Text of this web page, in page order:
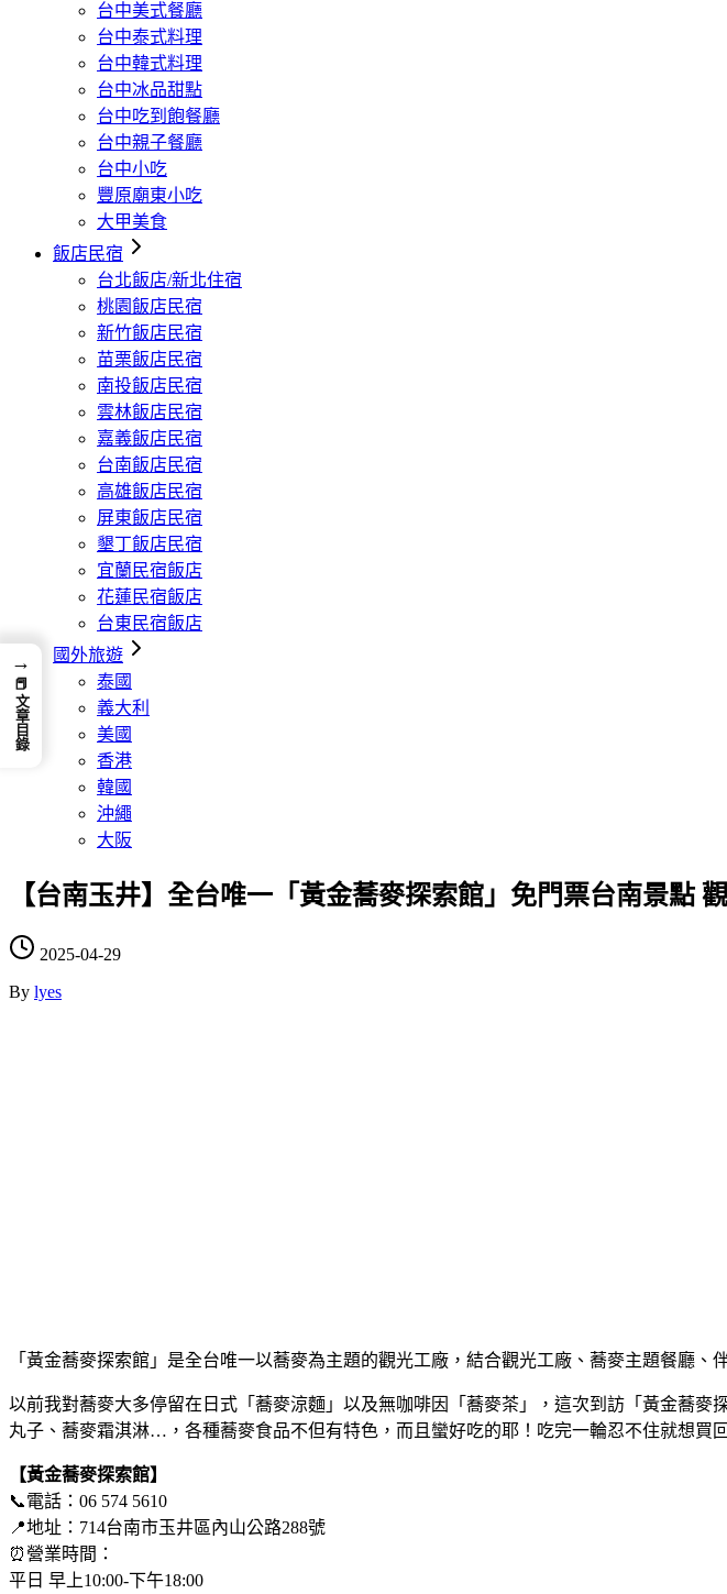
台中美式餐廳
台中泰式料理
台中韓式料理
台中冰品甜點
台中吃到飽餐廳
台中親子餐廳
台中小吃
豐原廟東小吃
大甲美食
飯店民宿
台北飯店/新北住宿
桃園飯店民宿
新竹飯店民宿
苗栗飯店民宿
南投飯店民宿
雲林飯店民宿
嘉義飯店民宿
台南飯店民宿
高雄飯店民宿
屏東飯店民宿
墾丁飯店民宿
宜蘭民宿飯店
花蓮民宿飯店
台東民宿飯店
國外旅遊
泰國
義大利
美國
香港
韓國
沖繩
大阪
【台南玉井】全台唯一「黃金蕎麥探索館」免門票台南景點
2025-04-29
By lyes
「黃金蕎麥探索館」是全台唯一以蕎麥為主題的觀光工廠，結合觀光工廠、蕎麥主題餐廳
以前我對蕎麥大多停留在日式「蕎麥涼麵」以及無咖啡因「蕎麥茶」，這次到訪「黃金蕎
丸子、蕎麥霜淇淋…，各種蕎麥食品不但有特色，而且蠻好吃的耶！吃完一輪忍不住就想買
【黃金蕎麥探索館】
📞電話：06 574 5610
📍地址：714台南市玉井區內山公路288號
⏰營業時間：
平日 早上10:00-下午18:00
→
📕 文章目錄